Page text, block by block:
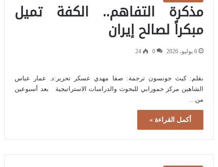
مذكرة التفاهم.. الكفة تميل
مبكراً لصالح إيران
6 يوليو، 2026 0
24
بقلم: كيث جونسون ترجمة: صفا مهدي عسكر تحرير:د. عمار عباس
الشاهين مركز حمورابي للبحوث والدراسات الاستراتيجية بعد أسبوعين
من…
أكمل القراءة »